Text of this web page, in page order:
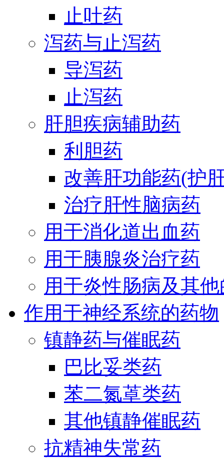
止吐药
泻药与止泻药
导泻药
止泻药
肝胆疾病辅助药
利胆药
改善肝功能药(护
治疗肝性脑病药
用于消化道出血药
用于胰腺炎治疗药
用于炎性肠病及其
作用于神经系统的药物
镇静药与催眠药
巴比妥类药
苯二氮䓬类药
其他镇静催眠药
抗精神失常药